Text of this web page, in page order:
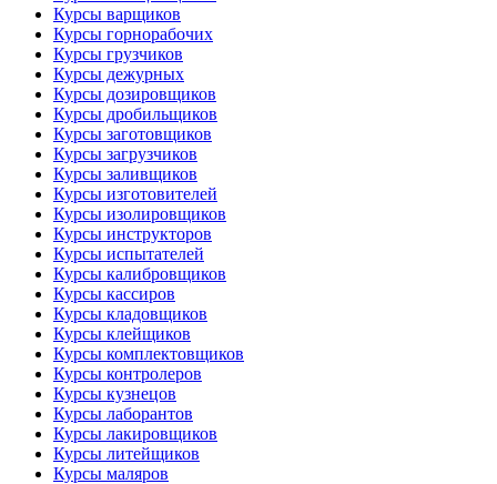
Курсы варщиков
Курсы горнорабочих
Курсы грузчиков
Курсы дежурных
Курсы дозировщиков
Курсы дробильщиков
Курсы заготовщиков
Курсы загрузчиков
Курсы заливщиков
Курсы изготовителей
Курсы изолировщиков
Курсы инструкторов
Курсы испытателей
Курсы калибровщиков
Курсы кассиров
Курсы кладовщиков
Курсы клейщиков
Курсы комплектовщиков
Курсы контролеров
Курсы кузнецов
Курсы лаборантов
Курсы лакировщиков
Курсы литейщиков
Курсы маляров